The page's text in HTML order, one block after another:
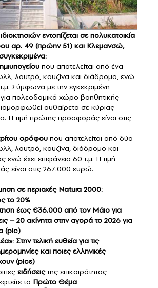
εντοπίζεται σε πολυκατοικία
αρ. 49 (πρώην 51) και Κλεμανσώ,
που αποτελείται από ένα
λουτρό, κουζίνα και διάδρομο, ενώ
Σύμφωνα με την εγκεκριμένη
πολεοδομικά χώρο βοηθητικής
αυθαίρετα σε κύριας
Η τιμή πρώτης προσφοράς είναι στις
ορόφου που αποτελείται από δύο
λουτρό, κουζίνα, διάδρομο και
ενώ έχει επιφάνεια 60 τ.μ. Η τιμή
είναι στις 267.000 ευρώ.
σε περιοχές Natura 2000:
το 20%
έως €36.000 από τον Μάιο για
– 20 ακίνητα στην αγορά το 2026 για
(pic)
Στην τελική ευθεία για τις
και ποιες ελληνικές
(pics)
ειδήσειςτης επικαιρότητας
το Πρώτο Θέμα